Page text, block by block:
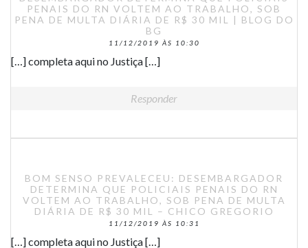
PENAIS DO RN VOLTEM AO TRABALHO, SOB
PENA DE MULTA DIÁRIA DE R$ 30 MIL | BLOG DO
BG
11/12/2019 ÀS 10:30
[…] completa aqui no Justiça […]
Responder
BOM SENSO PREVALECEU: DESEMBARGADOR
DETERMINA QUE POLICIAIS PENAIS DO RN
VOLTEM AO TRABALHO, SOB PENA DE MULTA
DIÁRIA DE R$ 30 MIL – CHICO GREGORIO
11/12/2019 ÀS 10:31
[…] completa aqui no Justiça […]